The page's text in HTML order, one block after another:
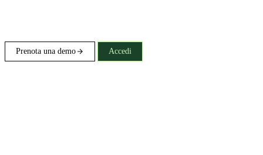
Prenota una demo Accedi